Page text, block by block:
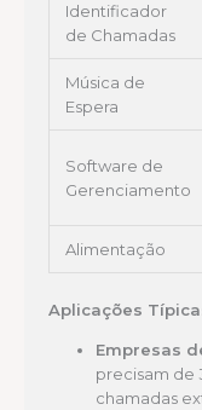
Identificador
de Chamadas
Música de
Espera
Software de
Gerenciamento
Alimentação
Aplicações
Empresas
precisam de
chamadas